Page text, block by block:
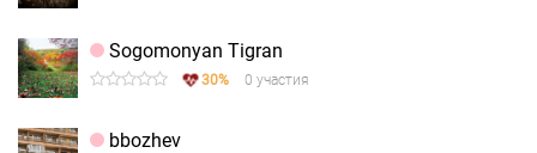
Sogomonyan Tigran
30% 0 участия
bbozhev